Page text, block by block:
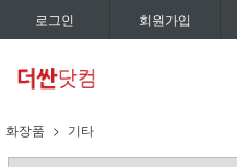
로그인 회원가입
화장품 기타